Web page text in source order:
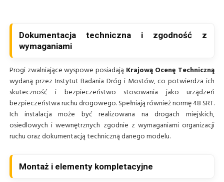
Dokumentacja techniczna i zgodność z
wymaganiami
Progi zwalniające wyspowe posiadają Krajową Ocenę Techniczną
wydaną przez Instytut Badania Dróg i Mostów, co potwierdza ich
skuteczność i bezpieczeństwo stosowania jako urządzeń
bezpieczeństwa ruchu drogowego. Spełniają również normę 48 SRT.
Ich instalacja może być realizowana na drogach miejskich,
osiedlowych i wewnętrznych zgodnie z wymaganiami organizacji
ruchu oraz dokumentacją techniczną danego modelu.
Montaż i elementy kompletacyjne